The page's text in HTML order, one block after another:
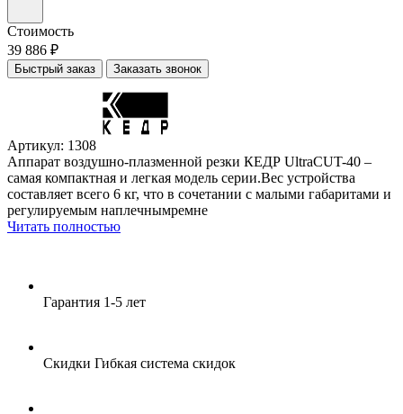
Стоимость
39 886 ₽
Быстрый заказ Заказать звонок
Артикул: 1308
Аппарат воздушно-плазменной резки КЕДР UltraCUT-40 –
самая компактная и легкая модель серии.Вес устройства
составляет всего 6 кг, что в сочетании с малыми габаритами и
регулируемым наплечнымремне
Читать полностью
Гарантия 1-5 лет
Скидки Гибкая система скидок